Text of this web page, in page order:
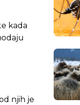
kada
njih je